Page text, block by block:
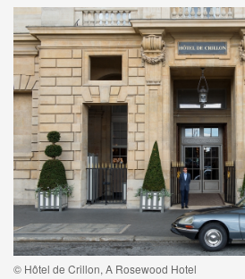
© Hôtel de Crillon, A Rosewood Hotel